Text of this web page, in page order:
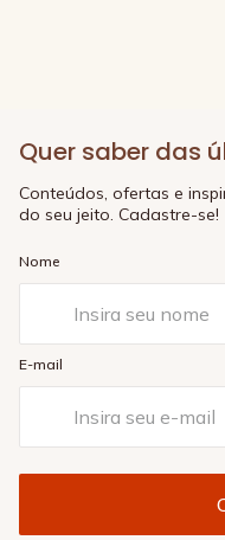
Quer saber das
Conteúdos, ofertas e
do seu jeito. Cadastre-se!
Nome
E-mail